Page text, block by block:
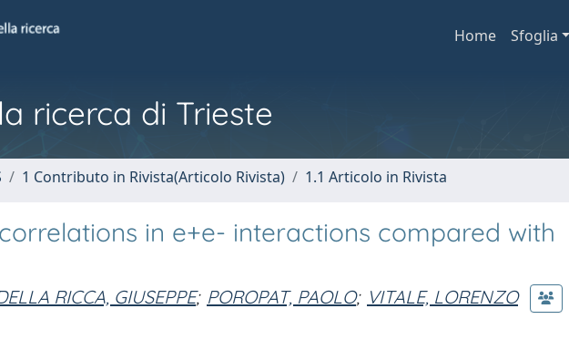
Home Sfoglia
ricerca di Trieste
1 Contributo in Rivista(Articolo Rivista) 1.1 Articolo in Rivista
in e+e- interactions compared with
RICCA, GIUSEPPE; POROPAT, PAOLO; VITALE, LORENZO